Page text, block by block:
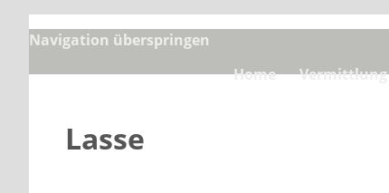
Navigation überspringen
Home
Vermittlung
Lasse